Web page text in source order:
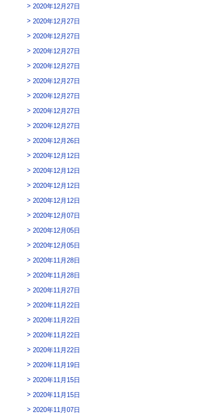
2020年12月27日
2020年12月27日
2020年12月27日
2020年12月27日
2020年12月27日
2020年12月27日
2020年12月27日
2020年12月27日
2020年12月27日
2020年12月26日
2020年12月12日
2020年12月12日
2020年12月12日
2020年12月12日
2020年12月07日
2020年12月05日
2020年12月05日
2020年11月28日
2020年11月28日
2020年11月27日
2020年11月22日
2020年11月22日
2020年11月22日
2020年11月22日
2020年11月19日
2020年11月15日
2020年11月15日
2020年11月07日